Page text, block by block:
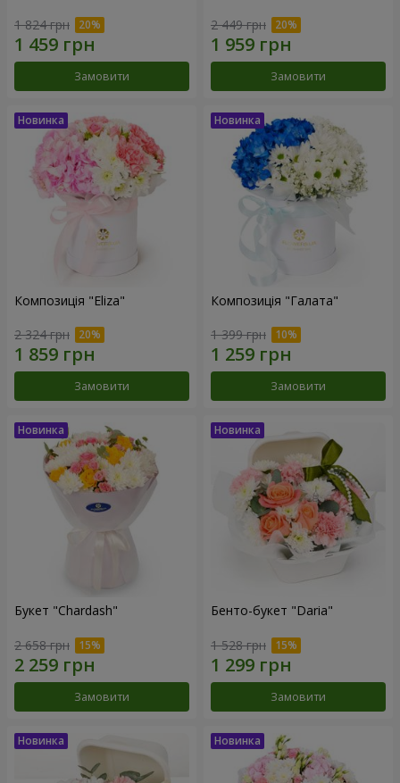
1 824 грн
Замовити
2 449 грн
Замовити
Композиція "Eliza"
2 324 грн
Замовити
Композиція "Галата"
1 399 грн
Замовити
Букет "Chardash"
2 658 грн
Замовити
Бенто-букет "Daria"
1 528 грн
Замовити